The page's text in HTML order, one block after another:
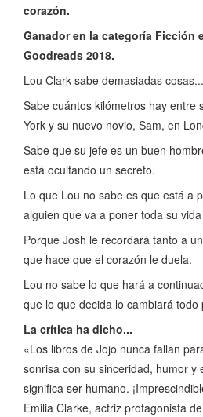
corazón.
Ganador en la categoría Ficción
Goodreads 2018.
Lou Clark sabe demasiadas cosas...
Sabe cuántos kilómetros hay entre
York y su nuevo novio, Sam, en
Sabe que su jefe es un buen
está ocultando un secreto.
Lo que Lou no sabe es que está a
alguien que va a poner toda su
Porque Josh le recordará tanto a
que hace que el corazón le duela.
Lou no sabe lo que hará a
que lo que decida lo cambiará todo
La crítica ha dicho...
«Los libros de Jojo nunca fallan
sonrisa con su sinceridad, humor y
significa ser humano.
Emilia Clarke, actriz protagonista de